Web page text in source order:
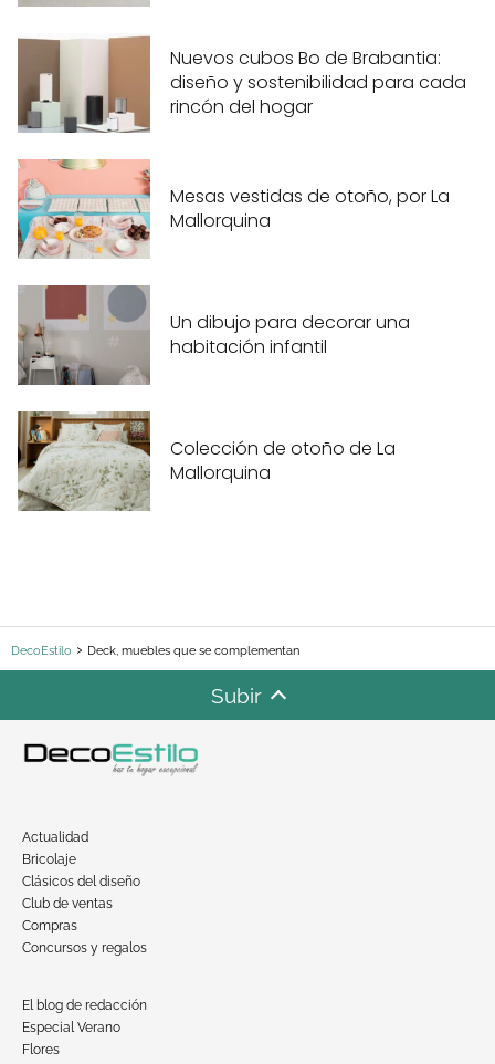
Nuevos cubos Bo de Brabantia:
diseño y sostenibilidad para cada
rincón del hogar
Mesas vestidas de otoño, por La
Mallorquina
Un dibujo para decorar una
habitación infantil
Colección de otoño de La
Mallorquina
DecoEstilo Deck, muebles que se complementan
Subir
Actualidad
Bricolaje
Clásicos del diseño
Club de ventas
Compras
Concursos y regalos
El blog de redacción
Especial Verano
Flores